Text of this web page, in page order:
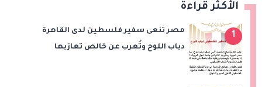
الأكثر قراءة
1
مصر تنعى سفير فلسطين لدى القاهرة
دياب اللوح وتُعرب عن خالص تعازيها